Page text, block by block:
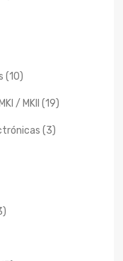
(10)
/ MKII (19)
(3)